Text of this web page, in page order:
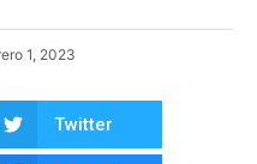
1, 2023
Twitter